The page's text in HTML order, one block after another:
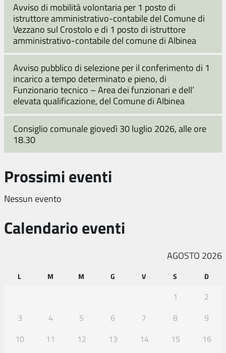
Avviso di mobilità volontaria per 1 posto di
istruttore amministrativo-contabile del Comune di
Vezzano sul Crostolo e di 1 posto di istruttore
amministrativo-contabile del comune di Albinea
Avviso pubblico di selezione per il conferimento di 1
incarico a tempo determinato e pieno, di
Funzionario tecnico – Area dei funzionari e dell’
elevata qualificazione, del Comune di Albinea
Consiglio comunale giovedì 30 luglio 2026, alle ore
18.30
Prossimi eventi
Nessun evento
Calendario eventi
AGOSTO 2026
L M M G V S D
1
2
3
4 5 6 7 8
9
10
11 12 13 14 15
16